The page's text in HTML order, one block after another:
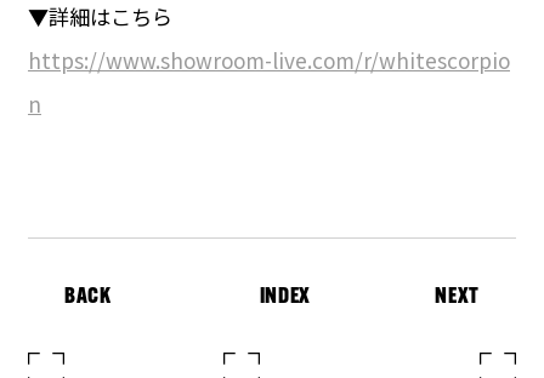
▼詳細はこちら
https://www.showroom-live.com/r/whitescorpio
n
BACK INDEX NEXT